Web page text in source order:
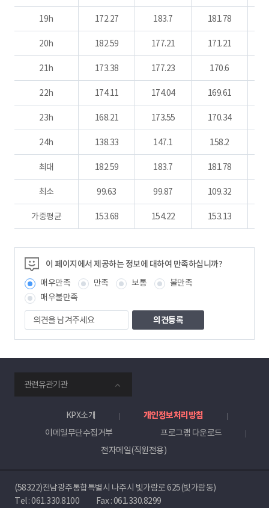
19h 172.27 183.7 181.78
20h 182.59 177.21 171.21
21h 173.38 177.23 170.6
22h 174.11 174.04 169.61
23h 168.21 173.55 170.34
24h 138.33 147.1 158.2
최대 182.59 183.7 181.78
최소 99.63 99.87 109.32
가중평균 153.68 154.22 153.13
이 페이지에서 제공하는 정보에 대하여 만족하십니까?
매우만족
만족 보통
불만족
매우불만족
의
견
을
겨
주
세
요
관련유관기관
KPX소개
개인정보처리방침
이메일무단수집거부
프로그램 다운로드
전자메일(직원전용)
(58322)전남광주통합특별시 나주시 빛가람로 625(빛가람동)
Tel :061.330.8100 Fax : 061.330.8299